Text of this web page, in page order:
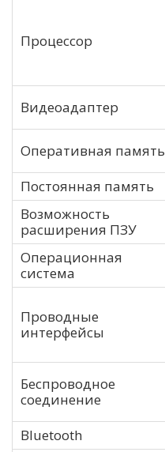
Процессор
Видеоадаптер
Оперативная память
Постоянная память
Возможность
расширения ПЗУ
Операционная
система
Проводные
интерфейсы
Беспроводное
соединение
Bluetooth